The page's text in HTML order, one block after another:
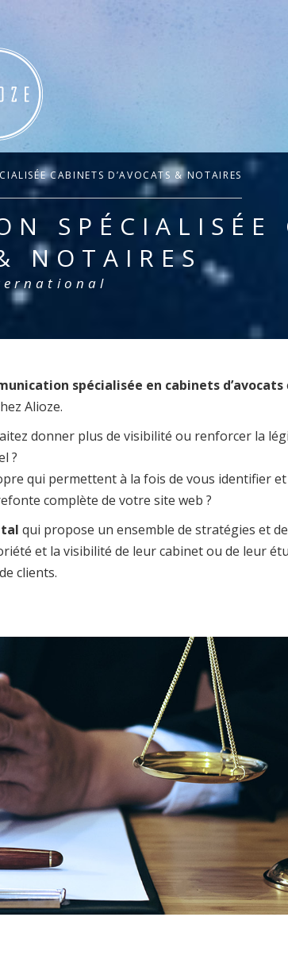
CABINETS D’AVOCATS & NOTAIRES
SPÉCIALISÉE
NOTAIRES
spécialisée en cabinets d’avocats
Alioze.
donner plus de visibilité ou renforcer la
?
qui permettent à la fois de vous identifier
complète de votre site web ?
qui propose un ensemble de stratégies et
et la visibilité de leur cabinet ou de leur
clients.